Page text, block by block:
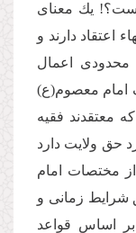
یك معناى
اعتقاد دارند و
محدودى اعمال
امام معصوم(ع)
معتقدند فقیه
حق ولایت دارد
مختصات امام
زمانى و
اساس قواعد